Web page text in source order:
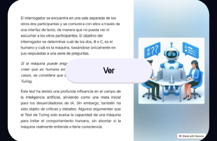
Ver